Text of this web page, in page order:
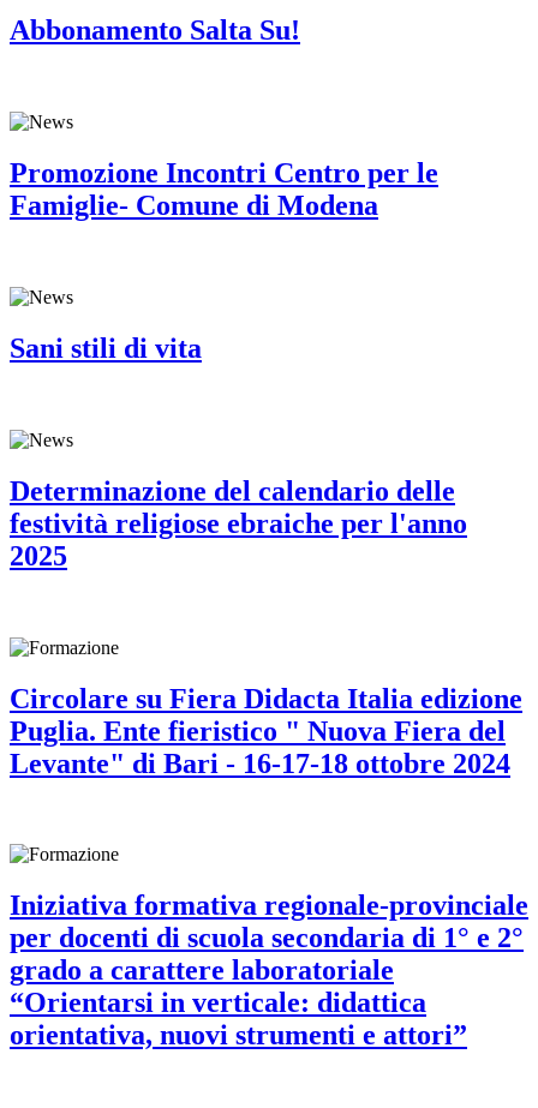
Abbonamento Salta Su!
Promozione Incontri Centro per le
Famiglie- Comune di Modena
Sani stili di vita
Determinazione del calendario delle
festività religiose ebraiche per l'anno
2025
Circolare su Fiera Didacta Italia edizione
Puglia. Ente fieristico " Nuova Fiera del
Levante" di Bari - 16-17-18 ottobre 2024
Iniziativa formativa regionale-provinciale
per docenti di scuola secondaria di 1° e 2°
grado a carattere laboratoriale
“Orientarsi in verticale: didattica
orientativa, nuovi strumenti e attori”